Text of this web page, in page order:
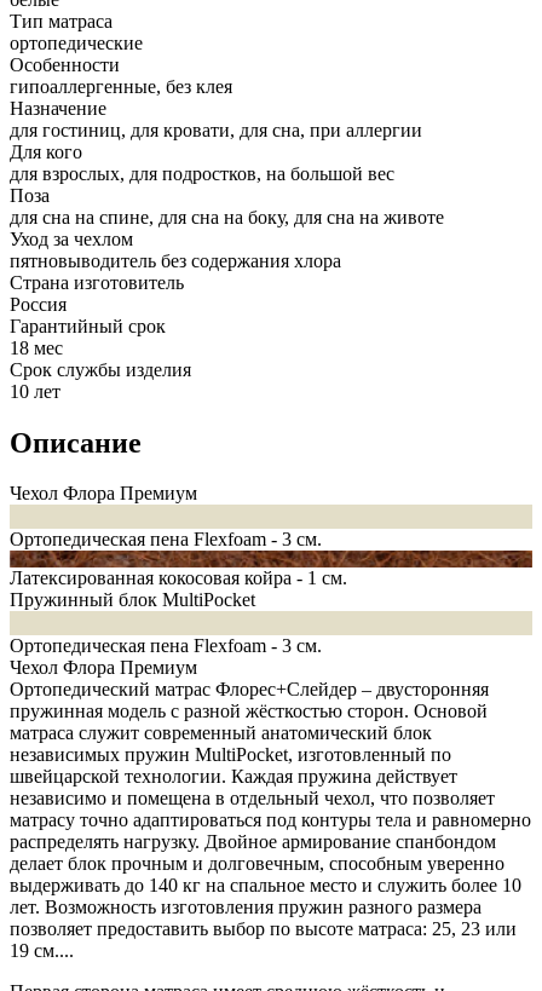
Тип матраса
ортопедические
Особенности
гипоаллергенные, без клея
Назначение
для гостиниц, для кровати, для сна, при аллергии
Для кого
для взрослых, для подростков, на большой вес
Поза
для сна на спине, для сна на боку, для сна на животе
Уход за чехлом
пятновыводитель без содержания хлора
Страна изготовитель
Россия
Гарантийный срок
18 мес
Срок службы изделия
10 лет
Описание
Чехол Флора Премиум
Ортопедическая пена Flexfoam - 3 см.
Латексированная кокосовая койра - 1 см.
Пружинный блок MultiPocket
Ортопедическая пена Flexfoam - 3 см.
Чехол Флора Премиум
Ортопедический матрас Флорес+Слейдер – двусторонняя
пружинная модель с разной жёсткостью сторон. Основой
матраса служит современный анатомический блок
независимых пружин MultiPocket, изготовленный по
швейцарской технологии. Каждая пружина действует
независимо и помещена в отдельный чехол, что позволяет
матрасу точно адаптироваться под контуры тела и равномерно
распределять нагрузку. Двойное армирование спанбондом
делает блок прочным и долговечным, способным уверенно
выдерживать до 140 кг на спальное место и служить более 10
лет. Возможность изготовления пружин разного размера
позволяет предоставить выбор по высоте матраса: 25, 23 или
19 см....